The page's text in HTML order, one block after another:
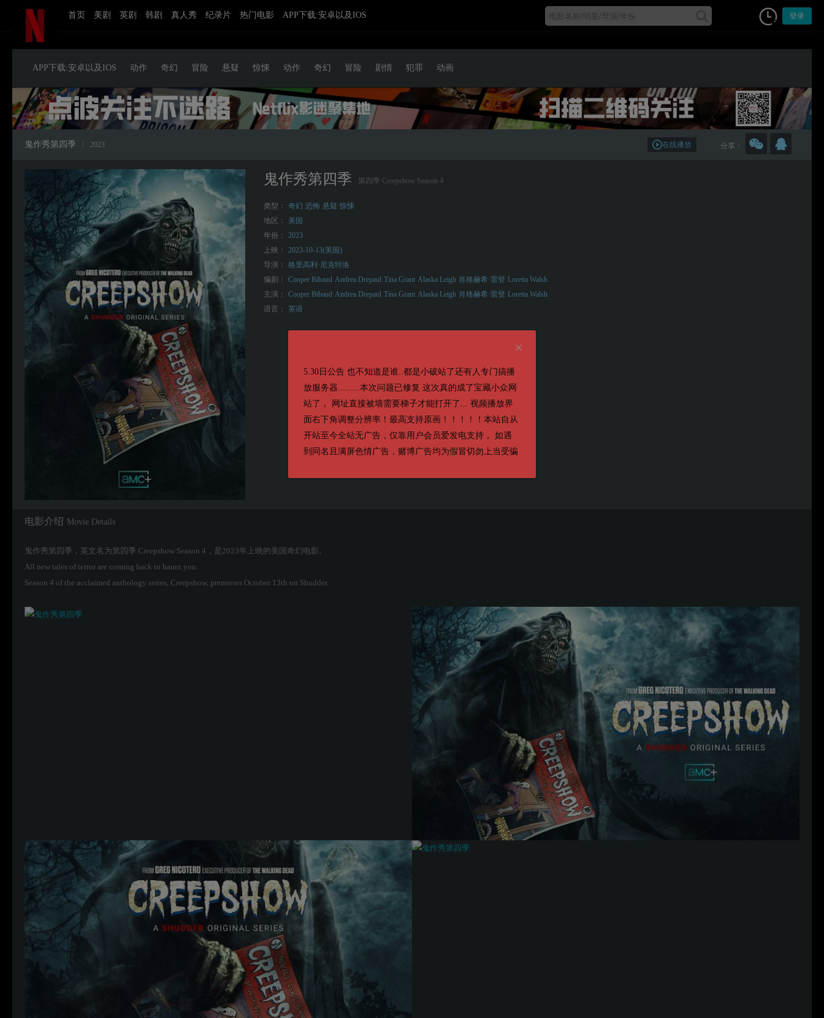
首页 美剧 英剧 韩剧 真人秀 纪录片 热门电影 APP下载:安卓以及IOS 登录
5.30日公告 也不知道是谁..都是小破站了还有人专门搞播
放服务器.........本次问题已修复 这次真的成了宝藏小众网
站了， 网址直接被墙需要梯子才能打开了... 视频播放界
面右下角调整分辨率！最高支持原画！！！！！本站自从
开站至今全站无广告，仅靠用户会员爱发电支持， 如遇
到同名且满屏色情广告，赌博广告均为假冒切勿上当受骗
APP下载:安卓以及IOS 动作 奇幻 冒险 悬疑 惊悚 动作 奇幻 冒险 剧情 犯罪 动画
鬼作秀第四季 2023 分享：
在线播放
鬼作秀第四季 第四季 Creepshow Season 4
类型： 奇幻 恐怖 悬疑 惊悚
地区：
美国
年份：
2023
上映：
2023-10-13(美国)
导演：
格里高利·尼克特洛
编剧：
Cooper Bibaud Andrea Drepaul Tina Grant Alaska Leigh 肖格赫希·雷登 Loretta Walsh
主演：
Cooper Bibaud Andrea Drepaul Tina Grant Alaska Leigh 肖格赫希·雷登 Loretta Walsh
语言：
英语
电影介绍 Movie Details
鬼作秀第四季，英文名为第四季 Creepshow Season 4，是2023年上映的美国奇幻电影。
All new tales of terror are coming back to haunt you.
Season 4 of the acclaimed anthology series, Creepshow, premieres October 13th on Shudder.